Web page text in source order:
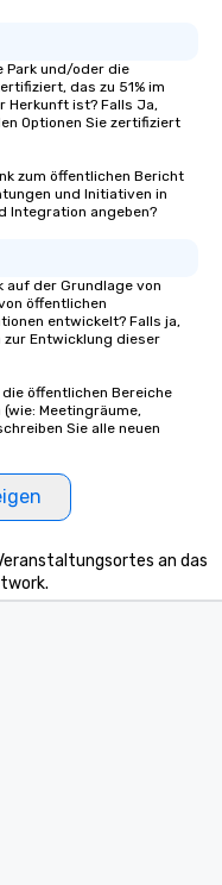
Park und/oder die
das zu 51% im
Herkunft ist? Falls Ja,
Optionen Sie zertifiziert
zum öffentlichen Bericht
und Initiativen in
Integration angeben?
auf der Grundlage von
öffentlichen
entwickelt? Falls ja,
zur Entwicklung dieser
öffentlichen Bereiche
Meetingräume,
Sie alle neuen
an das